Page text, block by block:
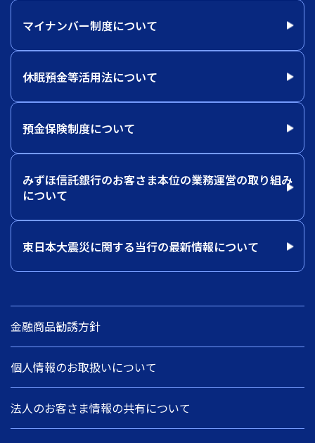
マイナンバー制度について
休眠預金等活用法について
預金保険制度について
みずほ信託銀行のお客さま本位の業務運営の取り組み
について
東日本大震災に関する当行の最新情報について
金融商品勧誘方針
個人情報のお取扱いについて
法人のお客さま情報の共有について